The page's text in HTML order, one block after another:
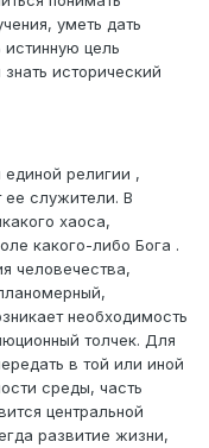
уметь дать
цель
исторический
религии ,
ее служители. В
хаоса,
какого-либо Бога .
человечества,
необходимость
толчек. Для
в той или иной
среды, часть
центральной
развитие жизни,